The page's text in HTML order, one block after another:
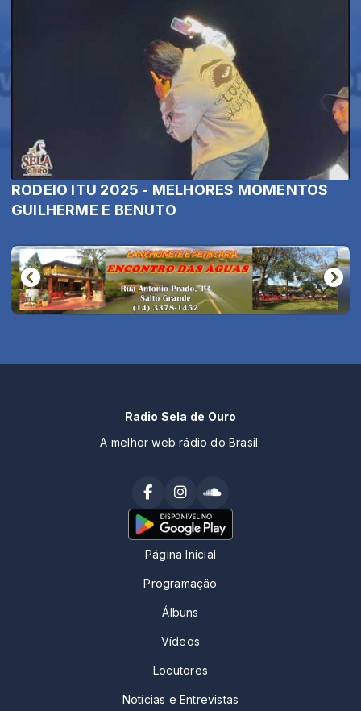
RODEIO ITU 2025 - MELHORES MOMENTOS
GUILHERME E BENUTO
Radio Sela de Ouro
A melhor web rádio do Brasil.
Página Inicial
Programação
Álbuns
Vídeos
Locutores
Notícias e Entrevistas